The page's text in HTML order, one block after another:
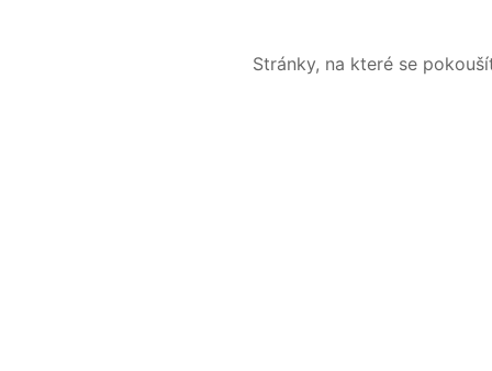
Stránky, na které se